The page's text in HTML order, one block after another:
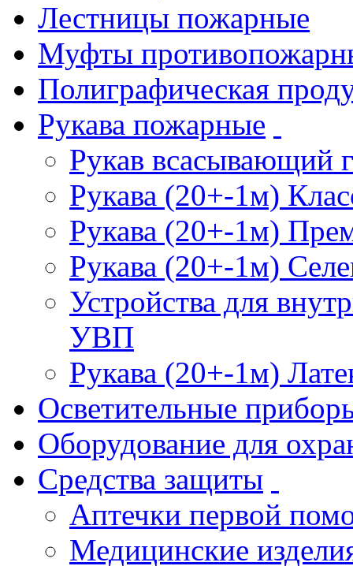
Лестницы пожарные
Муфты
Полиграфическая
Рукава пожарные
Рукав всасывающий
Рукава (20+-1м)
Рукава (20+-1м)
Рукава (20+-1м)
Устройства для
УВП
Рукава (20+-1м)
Осветительные
Оборудование для
Средства защиты
Аптечки первой
Медицинские